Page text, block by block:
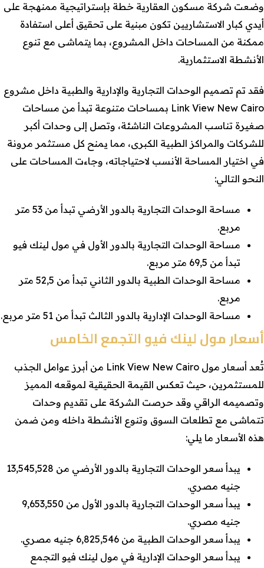
وضعت شركة مسكون العقارية خطة بإستراتيجية ممنهجة على
أيدي كبار الاستشاريين تكون مبنية على تحقيق أعلى استفادة
ممكنة من المساحات داخل المشروع، بما يتماشى مع تنوع
الأنشطة الاستثمارية.
فقد تم تصميم الوحدات التجارية والإدارية والطبية داخل مشروع
Link View New Cairo بمساحات متنوعة تبدأ من مساحات
صغيرة تناسب المشروعات الناشئة، وتصل إلى وحدات أكبر
للشركات والمراكز الطبية الكبرى، مما يمنح كل مستثمر مرونة
في اختيار المساحة الأنسب لاحتياجاته، وجاءت المساحات على
النحو التالي:
مساحة الوحدات التجارية بالدور الأرضي تبدأ من 53 متر
مربع.
مساحة الوحدات التجارية بالدور الأول في مول لينك فيو
تبدأ من 69,5 متر مربع.
مساحة الوحدات الطبية بالدور الثاني تبدأ من 52,5 متر
مربع.
مساحة الوحدات الإدارية بالدور الثالث تبدأ من 51 متر مربع.
أسعار مول لينك فيو التجمع الخامس
تُعد أسعار مول Link View New Cairo من أبرز عوامل الجذب
للمستثمرين، حيث تعكس القيمة الحقيقية لموقعه المميز
وتصميمه الراقي وقد حرصت الشركة على تقديم وحدات
تتماشى مع تطلعات السوق وتنوع الأنشطة داخله ومن ضمن
هذه الأسعار ما يلي:
يبدأ سعر الوحدات التجارية بالدور الأرضي من 13,545,528
جنيه مصري.
يبدأ سعر الوحدات التجارية بالدور الأول من 9,653,550
جنيه مصري.
يبدأ سعر الوحدات الطبية من 6,825,546 جنيه مصري.
يبدأ سعر الوحدات الإدارية في مول لينك فيو التجمع